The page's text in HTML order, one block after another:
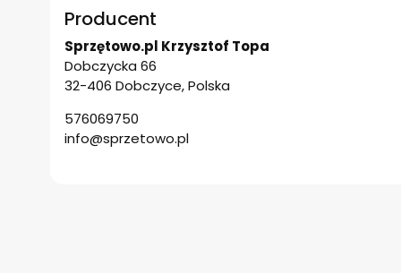
Producent
Sprzętowo.pl Krzysztof Topa
Dobczycka 66
32-406 Dobczyce, Polska
576069750
info@sprzetowo.pl